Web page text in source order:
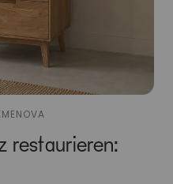
restaurieren: